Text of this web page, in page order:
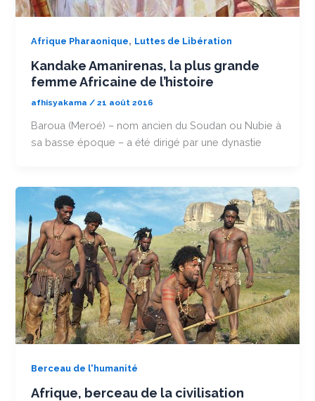
Afrique Pharaonique, Luttes de Libération
Kandake Amanirenas, la plus grande
femme Africaine de l’histoire
afhisyakama/21 août 2016
Baroua (Meroé) – nom ancien du Soudan ou Nubie à
sa basse époque – a été dirigé par une dynastie
Berceau de l'humanité
Afrique, berceau de la civilisation